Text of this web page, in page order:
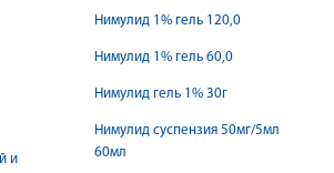
Нимулид 1% гель 120,0
Нимулид 1% гель 60,0
Нимулид гель 1% 30г
Нимулид суспензия 50мг/5мл
60мл